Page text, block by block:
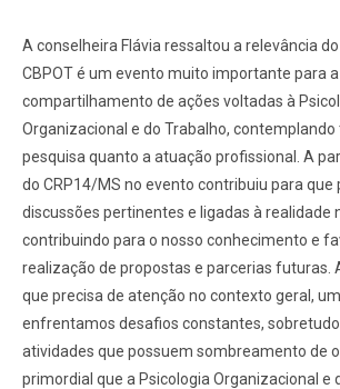
A conselheira Flávia ressaltou a relevância do
CBPOT é um evento muito importante para
compartilhamento de ações voltadas à
Organizacional e do Trabalho,
pesquisa quanto a atuação profissional. A
do CRP14/MS no evento contribuiu para que
discussões pertinentes e ligadas à realidade
contribuindo para o nosso conhecimento e
realização de propostas e parcerias futuras.
que precisa de atenção no contexto geral,
enfrentamos desafios constantes,
atividades que possuem sombreamento de
primordial que a Psicologia Organizacional e